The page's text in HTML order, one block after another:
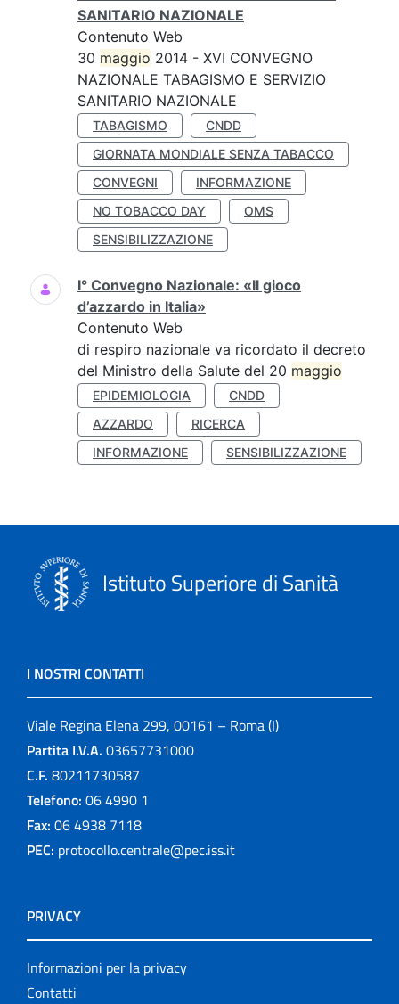
SANITARIO NAZIONALE
Contenuto Web
30 maggio 2014 - XVI CONVEGNO
NAZIONALE TABAGISMO E SERVIZIO
SANITARIO NAZIONALE
TABAGISMO
CNDD
GIORNATA MONDIALE SENZA TABACCO
CONVEGNI
INFORMAZIONE
NO TOBACCO DAY
OMS
SENSIBILIZZAZIONE
I° Convegno Nazionale: «Il gioco
d’azzardo in Italia»
Contenuto Web
di respiro nazionale va ricordato il decreto
del Ministro della Salute del 20 maggio
EPIDEMIOLOGIA
CNDD
AZZARDO
RICERCA
INFORMAZIONE
SENSIBILIZZAZIONE
Istituto Superiore di Sanità
I NOSTRI CONTATTI
Viale Regina Elena 299, 00161 – Roma (I)
Partita I.V.A. 03657731000
C.F. 80211730587
Telefono: 06 4990 1
Fax: 06 4938 7118
PEC: protocollo.centrale@pec.iss.it
PRIVACY
Informazioni per la privacy
Contatti